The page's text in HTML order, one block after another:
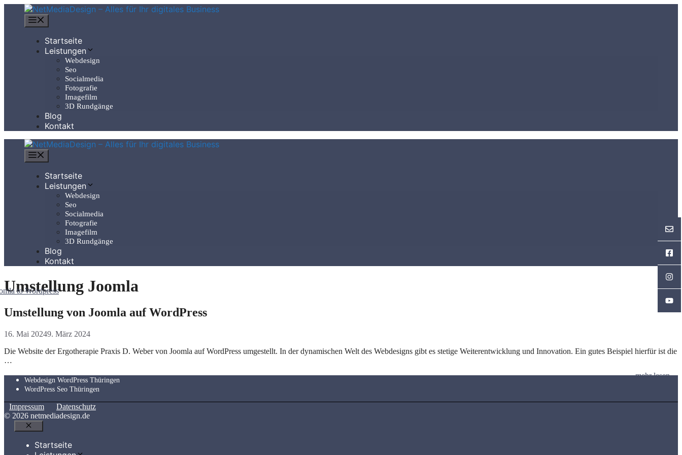
springen
Startseite
Leistungen
Webdesign
Seo
Socialmedia
Fotografie
Imagefilm
3D Rundgänge
Blog
Kontakt
Startseite
Leistungen
Webdesign
Seo
Socialmedia
Fotografie
Imagefilm
3D Rundgänge
Blog
Kontakt
Umstellung Joomla
Umstellung von Joomla auf WordPress
16. Mai 20249. März 2024
Die Website der Ergotherapie Praxis D. Weber von Joomla auf WordPress umgestellt. In der dynamischen Welt des Webdesigns gibt es stetige Weiterentwicklung und Innovation. Ein gutes Beispiel hierfür ist die
…
mehr lesen…
Webdesign WordPress Thüringen
WordPress Seo Thüringen
Impressum
Datenschutz
© 2026 netmediadesign.de
Schließen
Startseite